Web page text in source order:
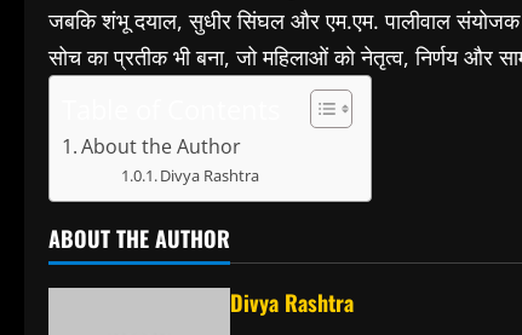
जबकि शंभू दयाल, सुधीर सिंघल और एम.एम. पालीवाल
सोच का प्रतीक भी बना, जो महिलाओं को नेतृत्व, निर्णय और
About the Author
Divya Rashtra
ABOUT THE AUTHOR
Divya Rashtra